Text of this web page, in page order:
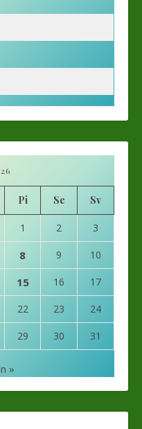
Pi Se Sv
1 2 3
8 9 10
15 16 17
22 23 24
29 30 31
»